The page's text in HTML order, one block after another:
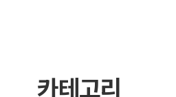
카테고리